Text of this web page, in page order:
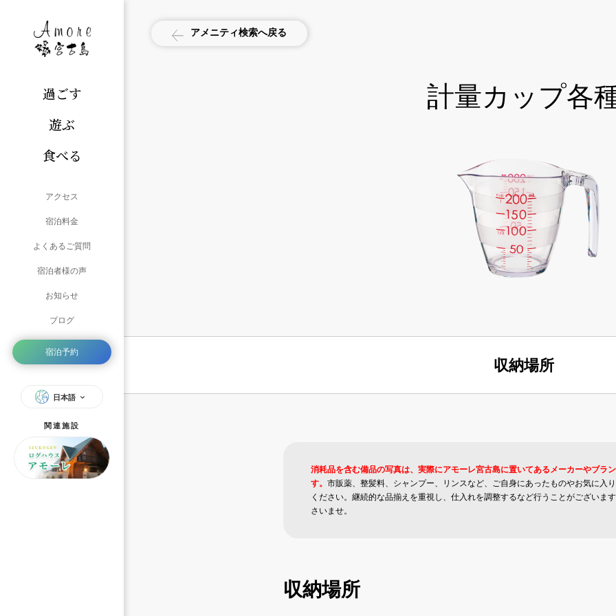
過ごす
遊ぶ
食べる
アクセス
宿泊料金
よくあるご質問
宿泊者様の声
お知らせ
ブログ
宿泊予約
日本語
関連施設
アメニティ検索へ戻る
計量カップ各
収納場所
消耗品を含む備品の写真は、実際にアモーレ宮古島に置いてあるメーカーやブラ
す。 市販薬、整髪料、シャンプー、リンスなど、ご自身にあったものやお気に入
ください。継続的な品揃えを重視し、仕入れを調整するなど行うことがございま
さいませ。
収納場所